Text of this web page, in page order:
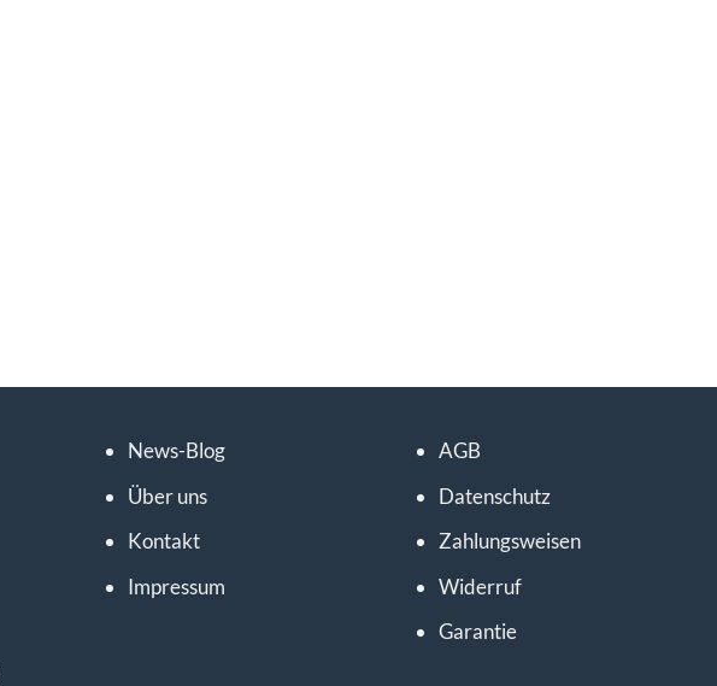
News-Blog
Über uns
Kontakt
Impressum
AGB
Datenschutz
Zahlungsweisen
Widerruf
Garantie